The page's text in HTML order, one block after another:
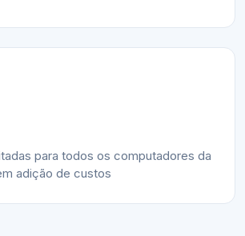
para todos os computadores da
adição de custos